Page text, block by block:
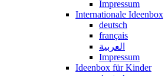
Impressum
Internationale Ideenbox
deutsch
français
العربية
Impressum
Ideenbox für Kinder